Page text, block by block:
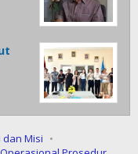
dan Misi